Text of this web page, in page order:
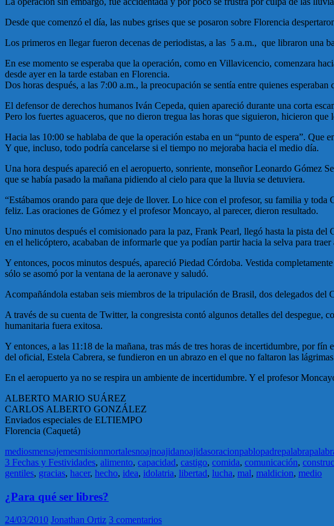
Desde que comenzó el día, las nubes grises que se posaron sobre Florencia
Los primeros en llegar fueron decenas de periodistas, a las 5 a.m., que libraron una
En ese momento se esperaba que la operación, como en Villavicencio, comenzara
desde ayer en la tarde estaban en Florencia.
Dos horas después, a las 7:00 a.m., la preocupación se sentía entre quienes
El defensor de derechos humanos Iván Cepeda, quien apareció durante una corta
Pero los fuertes aguaceros, que no dieron tregua las horas que siguieron, hicieron
Hacia las 10:00 se hablaba de que la operación estaba en un “punto de espera”.
Y que, incluso, todo podría cancelarse si el tiempo no mejoraba hacia el medio día.
Una hora después apareció en el aeropuerto, sonriente, monseñor Leonardo Gómez
que se había pasado la mañana pidiendo al cielo para que la lluvia se detuviera.
“Estábamos orando para que deje de llover. Lo hice con el profesor, su familia y
feliz. Las oraciones de Gómez y el profesor Moncayo, al parecer, dieron resultado.
Uno minutos después el comisionado para la paz, Frank Pearl, llegó hasta la pista
en el helicóptero, acababan de informarle que ya podían partir hacia la selva para traer
Y entonces, pocos minutos después, apareció Piedad Córdoba. Vestida
sólo se asomó por la ventana de la aeronave y saludó.
Acompañándola estaban seis miembros de la tripulación de Brasil, dos delegados
A través de su cuenta de Twitter, la congresista contó algunos detalles del
humanitaria fuera exitosa.
Y entonces, a las 11:18 de la mañana, tras más de tres horas de incertidumbre, por
del oficial, Estela Cabrera, se fundieron en un abrazo en el que no faltaron las
En el aeropuerto ya no se respira un ambiente de incertidumbre. Y el profesor
ALBERTO MARIO SUÁREZ
CARLOS ALBERTO GONZÁLEZ
Enviados especiales de ELTIEMPO
Florencia (Caquetá)
mediosmensajemesmisionmortalesnoajnoajidanoajidasoracionpablopadrepalabra
3 Fechas y Festividades, alimento, capacidad, castigo, comida, comunicación,
gentiles, gracias, hacer, hecho, idea, idolatria, libertad, lucha, mal, maldicion, medio
¿Para qué ser libres?
24/03/2010 Jonathan Ortiz 3 comentarios